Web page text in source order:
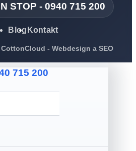
STOP - 0940 715 200
Blog Kontakt
CottonCloud - Webdesign a SEO
715 200